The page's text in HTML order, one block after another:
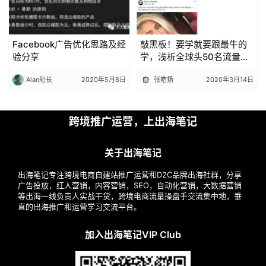
Facebook广告优化思路及经
验分享
Alan船长 2020年5月8日
敲黑板！要学就要跟最牛的
学，浅析全球头50名流量的
张皓扬 2020年3月14日
跨境推广运营，上出海笔记
关于出海笔记
出海笔记专注跨境电商自建站推广运营和D2C品牌出海社群，分享
广告投放，红人营销，内容营销，SEO，自动化营销，大数据营销
等出海一线负责人实战干货，跨境电商流量操盘手交流集中地，垂
直的出海推广和运营学习交流平台。
加入出海笔记VIP Club